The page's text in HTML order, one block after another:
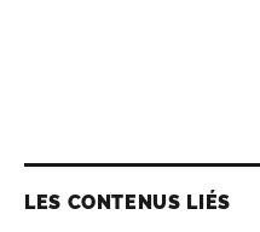
LES CONTENUS LIÉS